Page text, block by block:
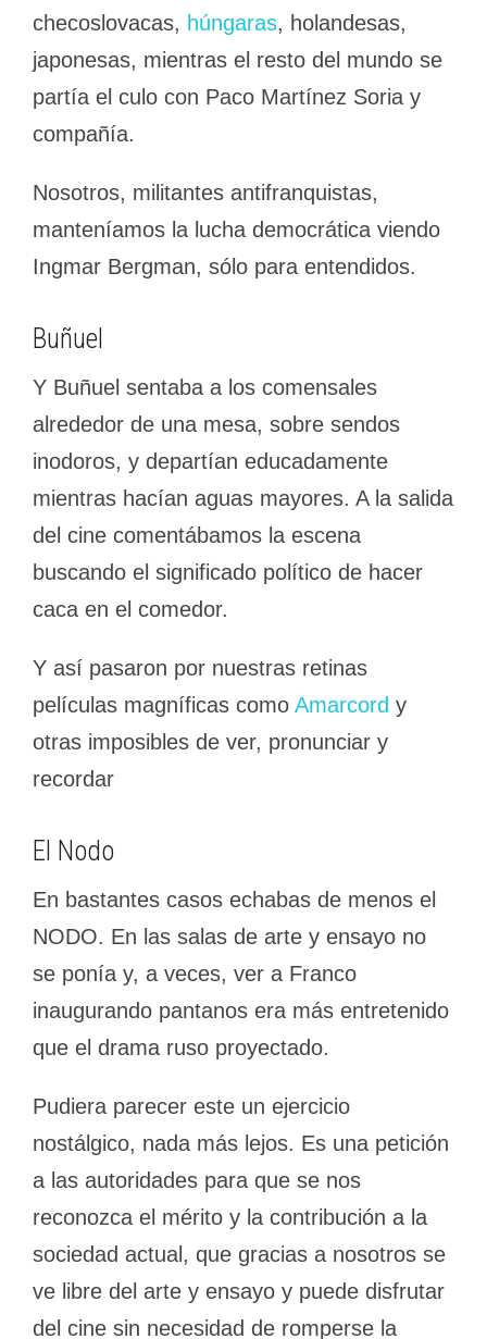
checoslovacas, húngaras, holandesas,
japonesas, mientras el resto del mundo se
partía el culo con Paco Martínez Soria y
compañía.
Nosotros, militantes antifranquistas,
manteníamos la lucha democrática viendo
Ingmar Bergman, sólo para entendidos.
Buñuel
Y Buñuel sentaba a los comensales
alrededor de una mesa, sobre sendos
inodoros, y departían educadamente
mientras hacían aguas mayores. A la salida
del cine comentábamos la escena
buscando el significado político de hacer
caca en el comedor.
Y así pasaron por nuestras retinas
películas magníficas como Amarcord y
otras imposibles de ver, pronunciar y
recordar
El Nodo
En bastantes casos echabas de menos el
NODO. En las salas de arte y ensayo no
se ponía y, a veces, ver a Franco
inaugurando pantanos era más entretenido
que el drama ruso proyectado.
Pudiera parecer este un ejercicio
nostálgico, nada más lejos. Es una petición
a las autoridades para que se nos
reconozca el mérito y la contribución a la
sociedad actual, que gracias a nosotros se
ve libre del arte y ensayo y puede disfrutar
del cine sin necesidad de romperse la